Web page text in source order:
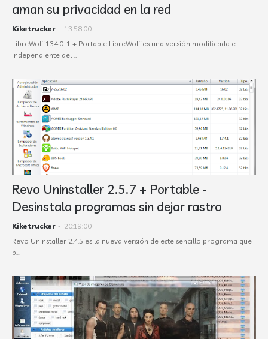
aman su privacidad en la red
Kiketrucker - 13:58:00
LibreWolf 134.0-1 + Portable LibreWolf es una versión modificada e
independiente del …
Revo Uninstaller 2.5.7 + Portable -
Desinstala programas sin dejar rastro
Kiketrucker - 20:19:00
Revo Uninstaller 2.4.5 es la nueva versión de este sencillo programa que
p…